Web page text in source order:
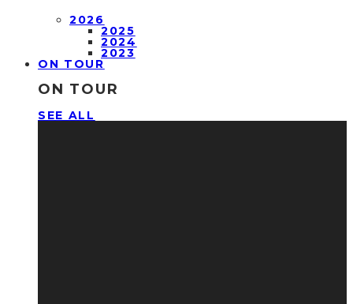
2026
2025
2024
2023
ON TOUR
ON TOUR
SEE ALL